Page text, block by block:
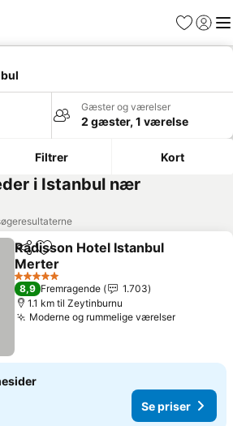
Favoritter
Log ind
Gæster og værelser
2 gæster, 1 værelse
Filtrer Kort
i Istanbul nær
Del Føj til favoritter
Radisson Hotel Istanbul
Merter
5 Stjerner
8,9 Fremragende
1.703
1.1 km til Zeytinburnu
Moderne og rummelige værelser
Se priser